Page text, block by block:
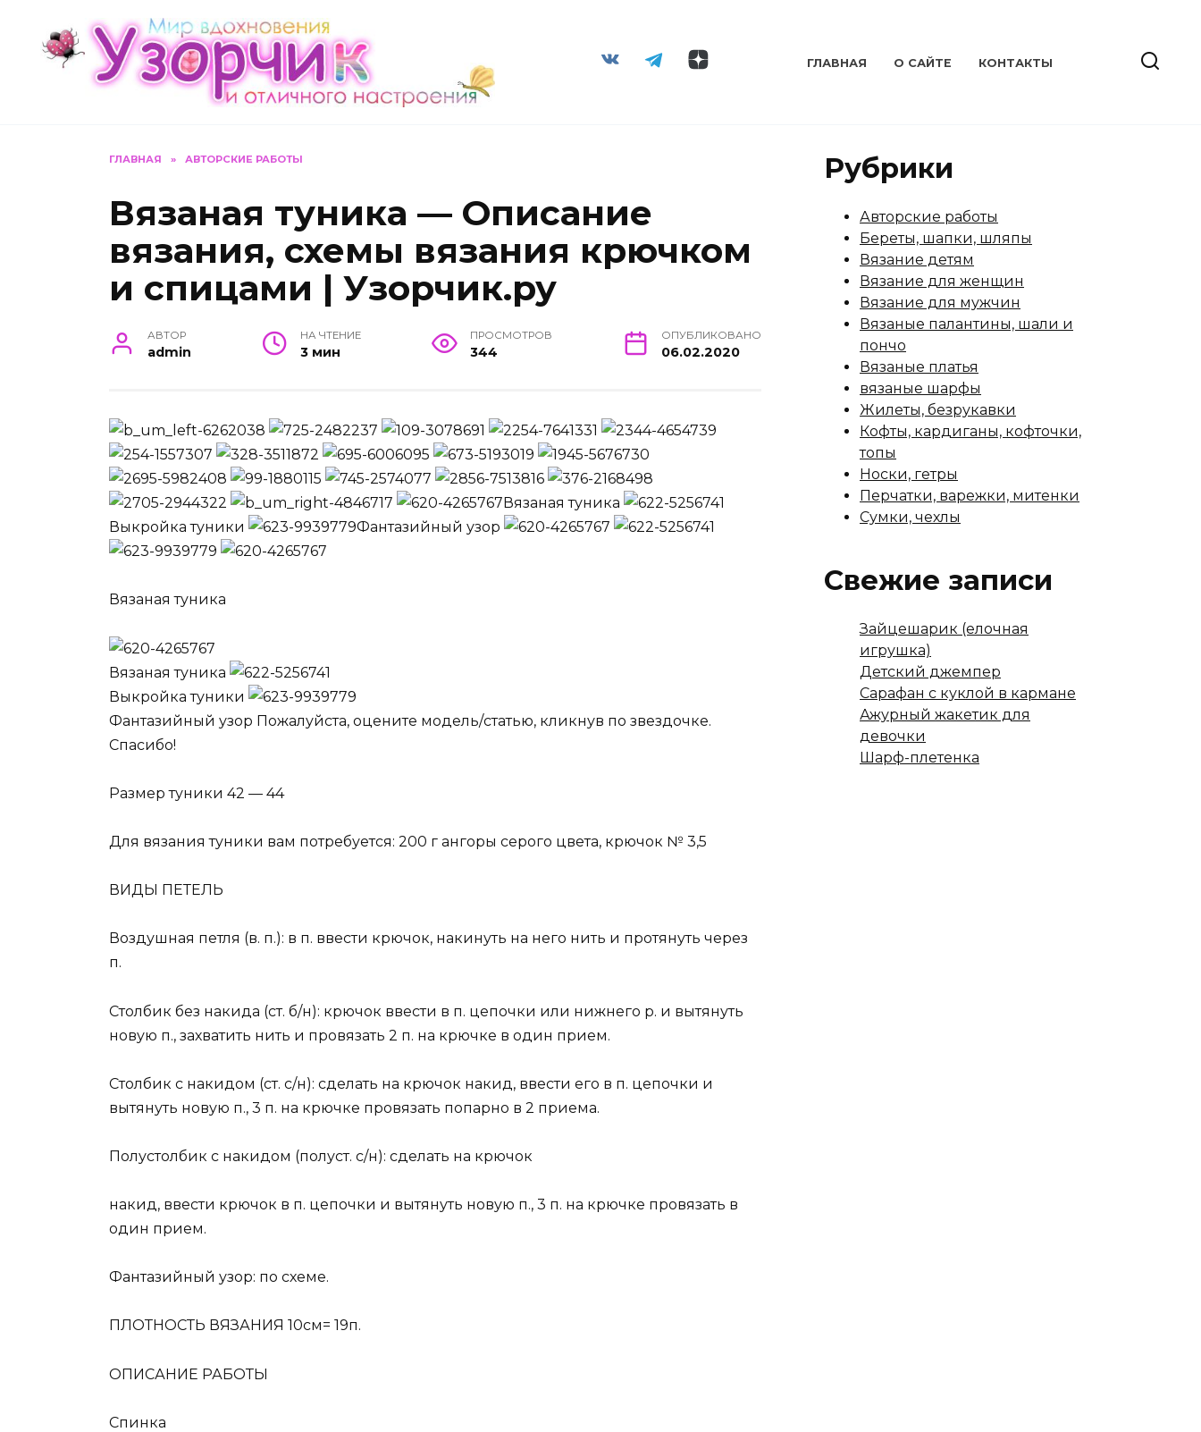
содержанию
ГЛАВНАЯ О САЙТЕ КОНТАКТЫ
ГЛАВНАЯ » АВТОРСКИЕ РАБОТЫ
Вязаная туника — Описание
вязания, схемы вязания крючком
и спицами | Узорчик.ру
АВТОР
admin
НА ЧТЕНИЕ
3 мин
ПРОСМОТРОВ
344
ОПУБЛИКОВАНО
06.02.2020
Вязаная туника
Выкройка туники
Фантазийный узор
Вязаная туника
Вязаная туника
Выкройка туники
Фантазийный узор Пожалуйста, оцените модель/статью, кликнув по звездочке.
Спасибо!
Размер туники 42 — 44
Для вязания туники вам потребуется: 200 г ангоры серого цвета, крючок № 3,5
ВИДЫ ПЕТЕЛЬ
Воздушная петля (в. п.): в п. ввести крючок, накинуть на него нить и протянуть через
п.
Столбик без накида (ст. б/н): крючок ввести в п. цепочки или нижнего р. и вытянуть
новую п., захватить нить и провязать 2 п. на крючке в один прием.
Столбик с накидом (ст. с/н): сделать на крючок накид, ввести его в п. цепочки и
вытянуть новую п., 3 п. на крючке провязать попарно в 2 приема.
Полустолбик с накидом (полуст. с/н): сделать на крючок
накид, ввести крючок в п. цепочки и вытянуть новую п., 3 п. на крючке провязать в
один прием.
Фантазийный узор: по схеме.
ПЛОТНОСТЬ ВЯЗАНИЯ 10см= 19п.
ОПИСАНИЕ РАБОТЫ
Спинка
Рубрики
Авторские работы
Береты, шапки, шляпы
Вязание детям
Вязание для женщин
Вязание для мужчин
Вязаные палантины, шали и
пончо
Вязаные платья
вязаные шарфы
Жилеты, безрукавки
Кофты, кардиганы, кофточки,
топы
Носки, гетры
Перчатки, варежки, митенки
Сумки, чехлы
Свежие записи
Зайцешарик (елочная
игрушка)
Детский джемпер
Сарафан с куклой в кармане
Ажурный жакетик для
девочки
Шарф-плетенка